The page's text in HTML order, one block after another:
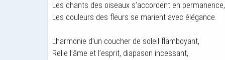
Les chants des oiseaux s’accordent en permanence,
Les couleurs des fleurs se marient avec élégance.
L’harmonie d’un coucher de soleil flamboyant,
Relie l’âme et l’esprit, diapason incessant,